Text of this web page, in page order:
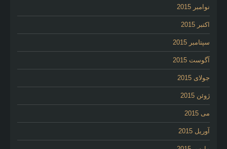
نوامبر 2015
اکتبر 2015
سپتامبر 2015
آگوست 2015
جولای 2015
ژوئن 2015
می 2015
آوریل 2015